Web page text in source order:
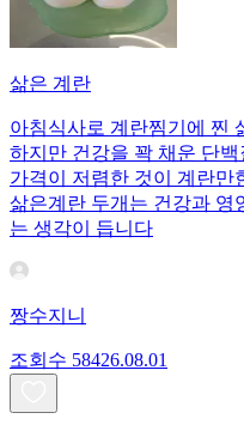
삶은 계란
아침식사로 계란찜기에 찐
하지만 건강을 꽉 채운 단
가격이 저렴한 것이 계란만
삶은계란 두개는 건강과 영
는 생각이 듭니다
짱수지니
조회수 58426.08.01